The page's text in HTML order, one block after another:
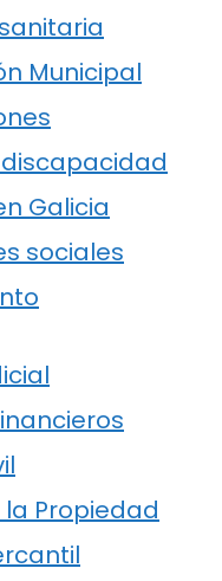
Municipal
Galicia
sociales
Propiedad